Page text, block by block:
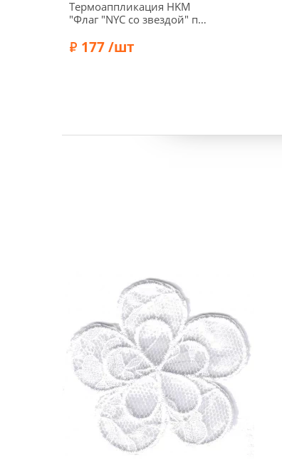
Термоаппликация HKM
"Флаг "NYC со звездой" под
коричневый, 39030
177 /шт